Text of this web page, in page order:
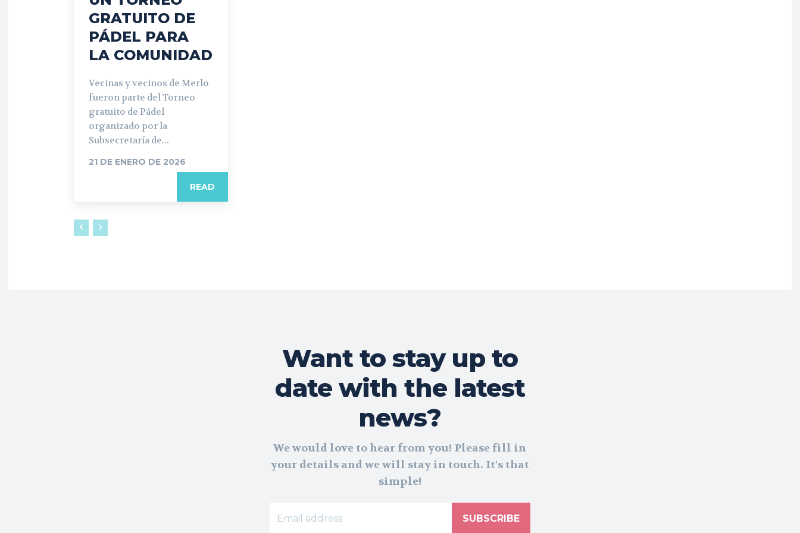
GRATUITO DE
PÁDEL PARA
LA COMUNIDAD
Vecinas y vecinos de Merlo
fueron parte del Torneo
gratuito de Pádel
organizado por la
Subsecretaría de...
21 DE ENERO DE 2026
READ
Want to stay up to
date with the latest
news?
We would love to hear from you! Please fill in
your details and we will stay in touch. It's that
simple!
SUBSCRIBE